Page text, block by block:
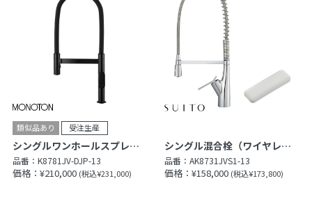
シングルワンホールスプレー混合栓
品番： K8781JV-DJP-13
価格：¥210,000 (税込¥231,000)
シングル混合栓（ワイヤレススイッチ付）
品番：AK8731JVS1-13
価格：¥158,000 (税込¥173,800)